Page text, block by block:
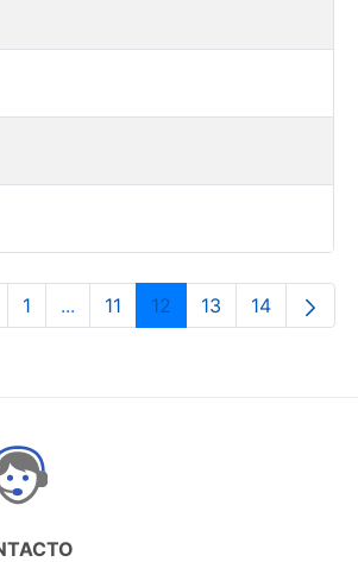
Page
1 ...Intermediate Pages Use TAB to
Page
11 Page
12 Page
13 Page
14